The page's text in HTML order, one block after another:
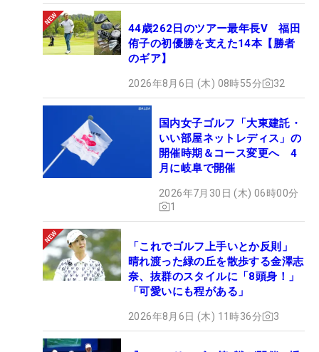
44歳262日のツアー最年長V 福田
侑子の初優勝を支えた14本【勝者
のギア】
2026年8月6日 (木) 08時55分 32
国内女子ゴルフ「大東建託・
いい部屋ネットレディス」の
開催時期＆コース変更へ 4
月に岐阜で開催
2026年7月30日 (木) 06時00分
1
「これでゴルフ上手いとか反則」
晴れ渡った緑の丘を散歩する金澤志
奈、抜群のスタイルに「8頭身！」
「可愛いにも程がある」
2026年8月6日 (木) 11時36分 3